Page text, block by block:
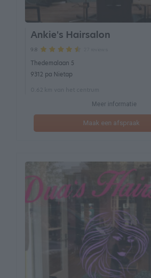
Ankie's Hairsalon
9.8
Thedemalaan 5
9312 pa Nietap
Meer informatie
Maak een afspraak